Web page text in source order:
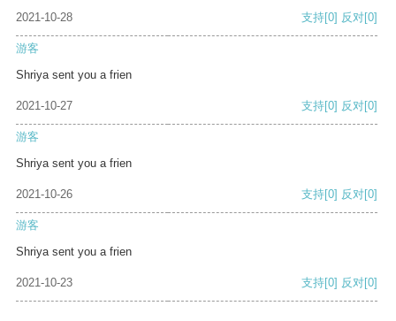
2021-10-28 支持[0] 反对[0]
游客
Shriya sent you a frien
2021-10-27 支持[0] 反对[0]
游客
Shriya sent you a frien
2021-10-26 支持[0] 反对[0]
游客
Shriya sent you a frien
2021-10-23 支持[0] 反对[0]